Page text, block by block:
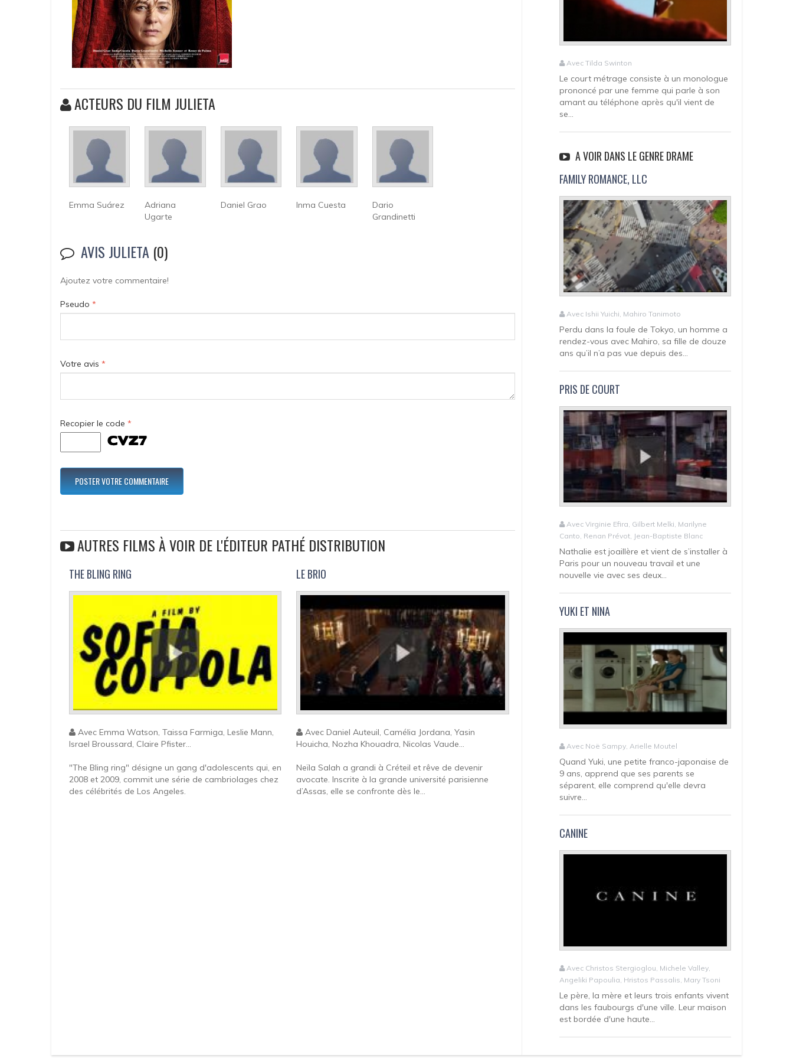
ACTEURS DU FILM JULIETA
Emma Suárez
Adriana
Ugarte
Daniel Grao Inma Cuesta
Dario
Grandinetti
AVIS JULIETA (0)
Ajoutez votre commentaire!
Pseudo *
Votre avis *
Recopier le code *
AUTRES FILMS À VOIR DE L'ÉDITEUR PATHÉ DISTRIBUTION
THE BLING RING
Avec Emma Watson, Taissa Farmiga, Leslie Mann,
Israel Broussard, Claire Pfister...
"The Bling ring" désigne un gang d'adolescents qui, en
2008 et 2009, commit une série de cambriolages chez
des célébrités de Los Angeles.
LE BRIO
Avec Daniel Auteuil, Camélia Jordana, Yasin
Houicha, Nozha Khouadra, Nicolas Vaude...
Neïla Salah a grandi à Créteil et rêve de devenir
avocate. Inscrite à la grande université parisienne
d’Assas, elle se confronte dès le...
Avec Tilda Swinton
Le court métrage consiste à un monologue
prononcé par une femme qui parle à son
amant au téléphone après qu'il vient de
se...
A VOIR DANS LE GENRE DRAME
FAMILY ROMANCE, LLC
Avec Ishii Yuichi, Mahiro Tanimoto
Perdu dans la foule de Tokyo, un homme a
rendez-vous avec Mahiro, sa fille de douze
ans qu’il n’a pas vue depuis des...
PRIS DE COURT
Avec Virginie Efira, Gilbert Melki, Marilyne
Canto, Renan Prévot, Jean-Baptiste Blanc
Nathalie est joaillère et vient de s’installer à
Paris pour un nouveau travail et une
nouvelle vie avec ses deux...
YUKI ET NINA
Avec Noë Sampy, Arielle Moutel
Quand Yuki, une petite franco-japonaise de
9 ans, apprend que ses parents se
séparent, elle comprend qu'elle devra
suivre...
CANINE
Avec Christos Stergioglou, Michele Valley,
Angeliki Papoulia, Hristos Passalis, Mary Tsoni
Le père, la mère et leurs trois enfants vivent
dans les faubourgs d'une ville. Leur maison
est bordée d'une haute...